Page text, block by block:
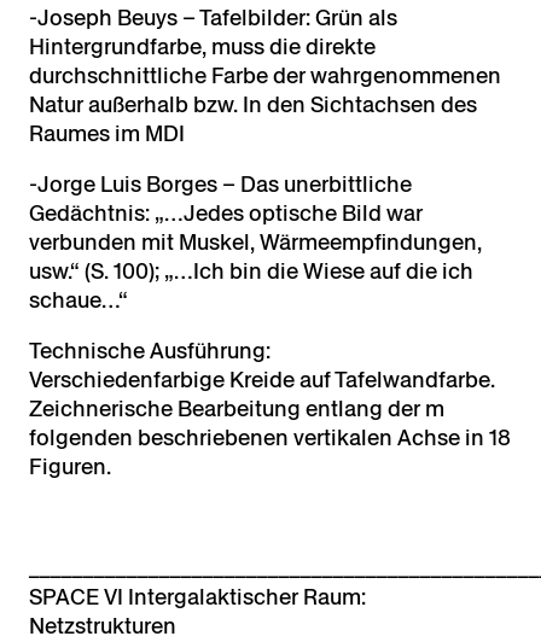
-Joseph Beuys – Tafelbilder: Grün als
Hintergrundfarbe, muss die direkte
durchschnittliche Farbe der wahrgenommenen
Natur außerhalb bzw. In den Sichtachsen des
Raumes im MDI
-Jorge Luis Borges – Das unerbittliche
Gedächtnis: „…Jedes optische Bild war
verbunden mit Muskel, Wärmeempfindungen,
usw.“ (S. 100); „…Ich bin die Wiese auf die ich
schaue…“
Technische Ausführung:
Verschiedenfarbige Kreide auf Tafelwandfarbe.
Zeichnerische Bearbeitung entlang der m
folgenden beschriebenen vertikalen Achse in 18
Figuren.
SPACE VI Intergalaktischer Raum:
Netzstrukturen